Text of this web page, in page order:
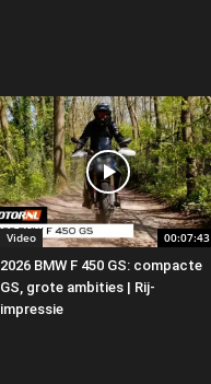
Video 00:07:43
2026 BMW F 450 GS: compacte
GS, grote ambities | Rij-
impressie